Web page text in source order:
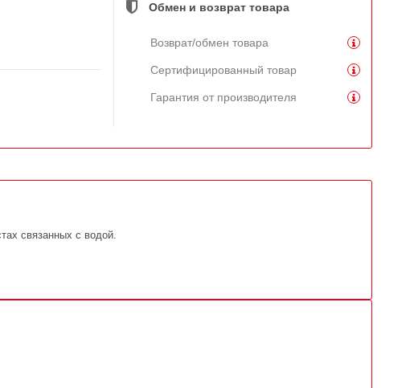
Обмен и возврат товара
Возврат/обмен товара
Сертифицированный товар
Гарантия от производителя
связанных с водой.